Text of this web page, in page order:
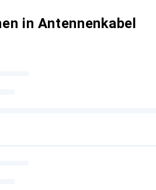
in Antennenkabel